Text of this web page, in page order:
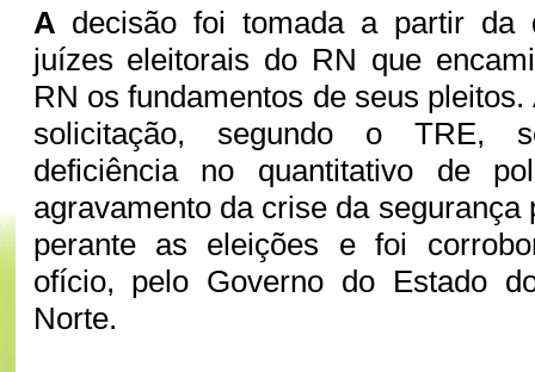
A decisão foi tomada a partir da
juízes eleitorais do RN que
RN os fundamentos de seus
solicitação, segundo o TRE,
deficiência no quantitativo de
agravamento da crise da segurança
perante as eleições e foi
ofício, pelo Governo do Estado
Norte.